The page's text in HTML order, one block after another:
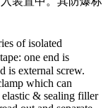
of isolated
one end is
is external screw.
which can
& sealing filler